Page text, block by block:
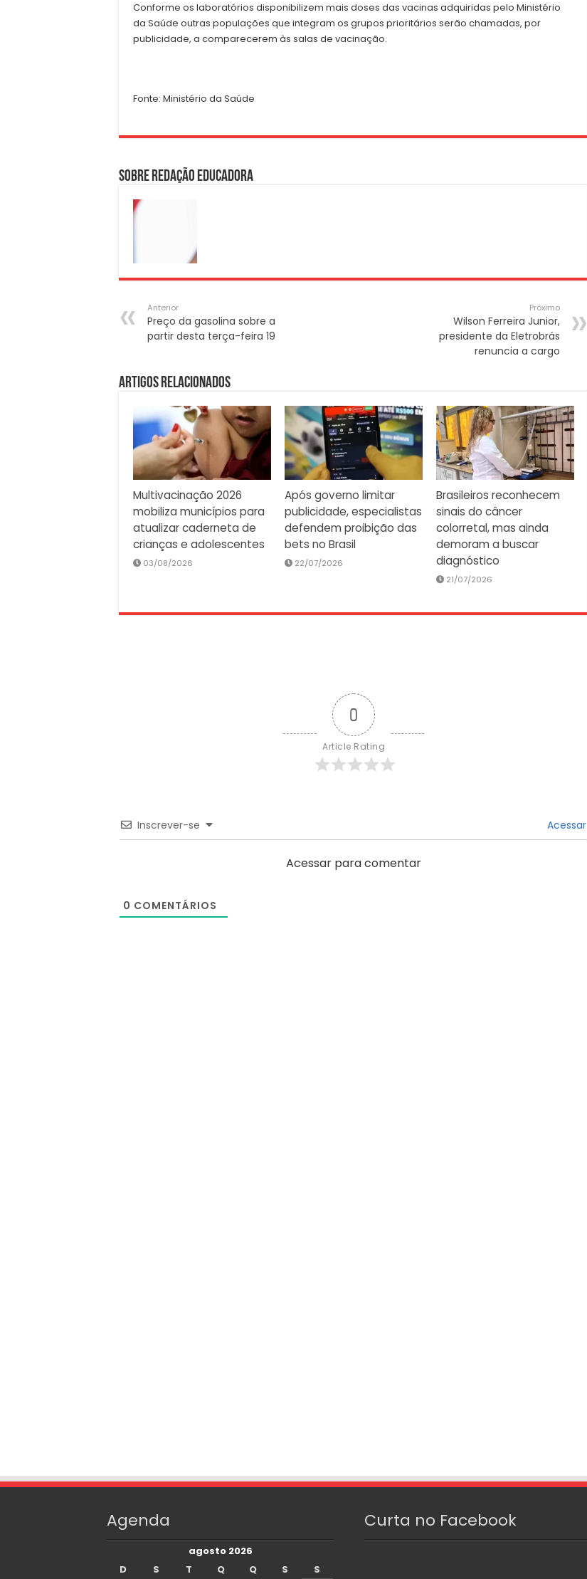
Conforme os laboratórios disponibilizem mais doses das vacinas adquiridas pelo Ministério
da Saúde outras populações que integram os grupos prioritários serão chamadas, por
publicidade, a comparecerem às salas de vacinação.
Fonte: Ministério da Saúde
Sobre Redação Educadora
Anterior
Preço da gasolina sobre a
partir desta terça-feira 19
Próximo
Wilson Ferreira Junior,
presidente da Eletrobrás
renuncia a cargo
Artigos Relacionados
Multivacinação 2026
mobiliza municípios para
atualizar caderneta de
crianças e adolescentes
03/08/2026
Após governo limitar
publicidade, especialistas
defendem proibição das
bets no Brasil
22/07/2026
Brasileiros reconhecem
sinais do câncer
colorretal, mas ainda
demoram a buscar
diagnóstico
21/07/2026
0
Article Rating
Inscrever-se Acessar
Acessar para comentar
0 COMENTÁRIOS
Agenda
agosto 2026
D
S T Q Q S S
Curta no Facebook